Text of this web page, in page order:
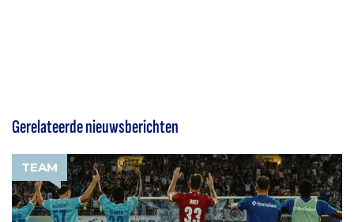
Gerelateerde nieuwsberichten
TEAM